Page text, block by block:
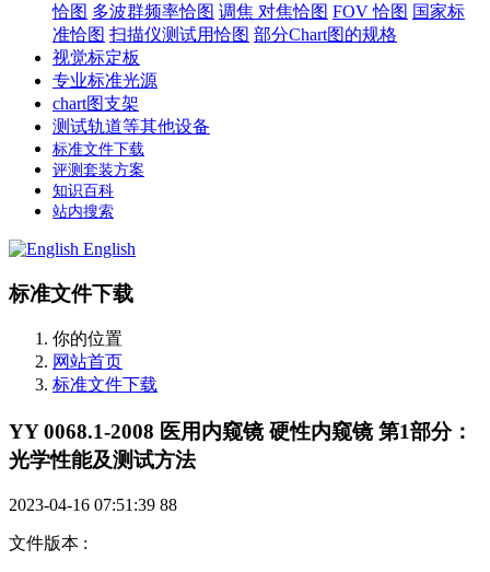
恰图 多波群频率恰图 调焦 对焦恰图 FOV 恰图 国家标
准恰图 扫描仪测试用恰图 部分Chart图的规格
视觉标定板
专业标准光源
chart图支架
测试轨道等其他设备
标准文件下载
评测套装方案
知识百科
站内搜索
English
标准文件下载
你的位置
网站首页
标准文件下载
YY 0068.1-2008 医用内窥镜 硬性内窥镜 第1部分：
光学性能及测试方法
2023-04-16 07:51:39 88
文件版本 :